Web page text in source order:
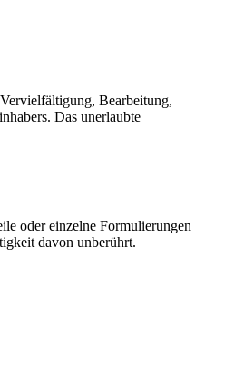
Bearbeitung,
Das unerlaubte
oder einzelne Formulierungen
davon unberührt.